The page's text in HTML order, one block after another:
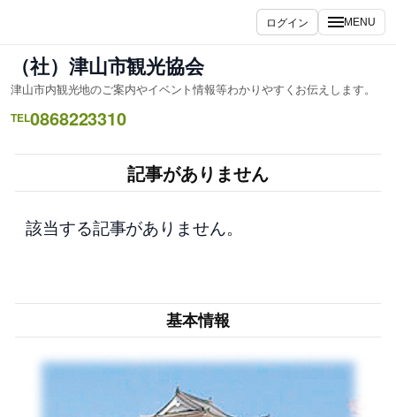
キ
ッ
ログイン MENU
（社）津山市観光協会
津山市内観光地のご案内やイベント情報等わかりやすくお伝えします。
TEL0868223310
記事がありません
該当する記事がありません。
基本情報